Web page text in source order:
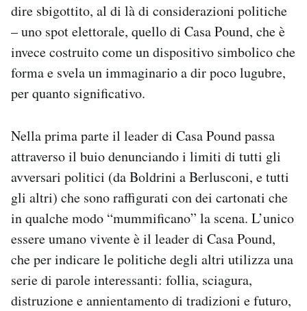
dire sbigottito, al di là di considerazioni politiche
– uno spot elettorale, quello di Casa Pound, che è
invece costruito come un dispositivo simbolico che
forma e svela un immaginario a dir poco lugubre,
per quanto significativo.
Nella prima parte il leader di Casa Pound passa
attraverso il buio denunciando i limiti di tutti gli
avversari politici (da Boldrini a Berlusconi, e tutti
gli altri) che sono raffigurati con dei cartonati che
in qualche modo “mummificano” la scena. L’unico
essere umano vivente è il leader di Casa Pound,
che per indicare le politiche degli altri utilizza una
serie di parole interessanti: follia, sciagura,
distruzione e annientamento di tradizioni e futuro,